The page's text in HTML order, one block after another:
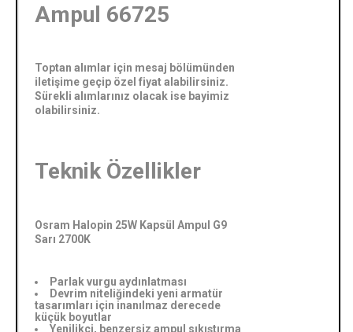
Ampul 66725
Toptan alımlar için mesaj bölümünden
iletişime geçip özel fiyat alabilirsiniz.
Sürekli alımlarınız olacak ise bayimiz
olabilirsiniz.
Teknik Özellikler
Osram Halopin 25W Kapsül Ampul G9
Sarı 2700K
Parlak vurgu aydınlatması
Devrim niteliğindeki yeni armatür
tasarımları için inanılmaz derecede
küçük boyutlar
Yenilikçi, benzersiz ampul sıkıştırma